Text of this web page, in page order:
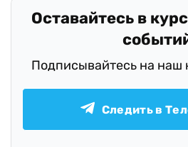
Оставайтесь в
Подписывайтесь на наш
Следить в